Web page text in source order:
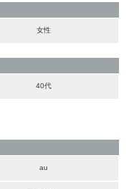
女性
40代
au